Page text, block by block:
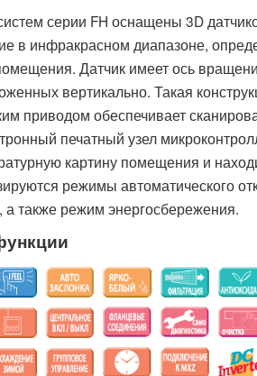
серии FH оснащены 3D
в инфракрасном диапазоне,
Датчик имеет ось
вертикально. Такая
приводом обеспечивает
печатный узел
картину помещения и
режимы автоматического
а также режим энергосбережения.